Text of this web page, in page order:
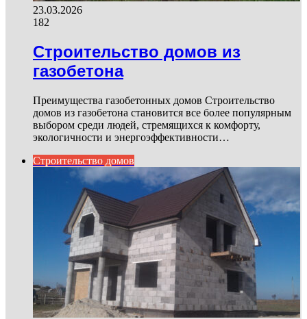
23.03.2026
182
Строительство домов из
газобетона
Преимущества газобетонных домов Строительство
домов из газобетона становится все более популярным
выбором среди людей, стремящихся к комфорту,
экологичности и энергоэффективности…
Строительство домов